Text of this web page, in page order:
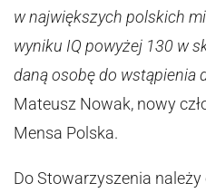
w największych polskich
wyniku IQ powyżej 130 w
daną osobę do wstąpienia
Mateusz Nowak, nowy
Mensa Polska.
Do Stowarzyszenia